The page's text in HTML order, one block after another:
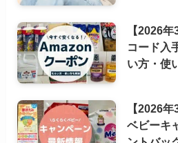
【2026
コード入
い方・使
【2026
ベビーキ